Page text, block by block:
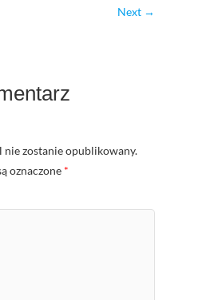
Next →
nie zostanie opublikowany.
oznaczone *